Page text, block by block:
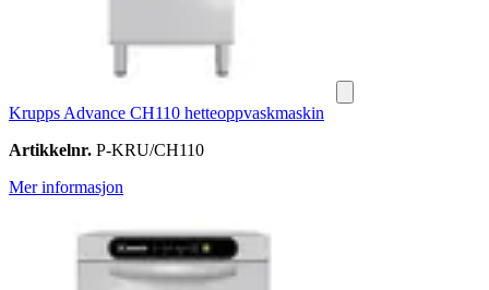
Krupps Advance CH110 hetteoppvaskmaskin
Artikkelnr. P-KRU/CH110
Mer informasjon